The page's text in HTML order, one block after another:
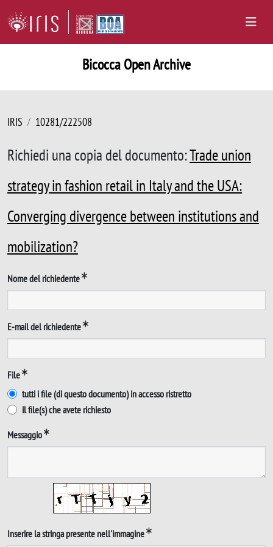
Bicocca Open Archive
IRIS 10281/222508
Richiedi una copia del documento:Trade union
strategy in fashion retail in Italy and the USA:
Converging divergence between institutions and
mobilization?
Nome del richiedente
E-mail del richiedente
File
tutti i file (di questo documento) in accesso ristretto
il file(s) che avete richiesto
Messaggio
Inserire la stringa presente nell'immagine